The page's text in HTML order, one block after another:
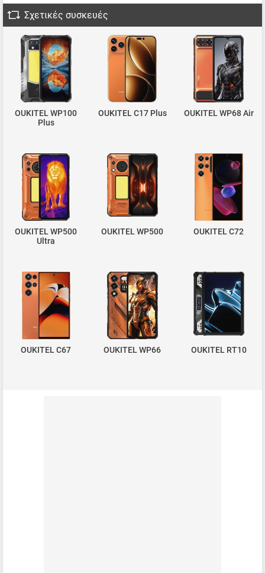
Σχετικές συσκευές
OUKITEL WP100
Plus
OUKITEL C17 Plus OUKITEL WP68 Air
OUKITEL WP500
Ultra
OUKITEL WP500 OUKITEL C72
OUKITEL C67 OUKITEL WP66 OUKITEL RT10